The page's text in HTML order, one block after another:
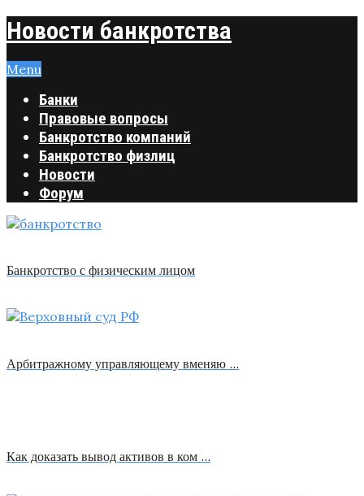
Новости банкротства
Menu
Банки
Правовые вопросы
Банкротство компаний
Банкротство физлиц
Новости
Форум
Банкротство с физическим лицом
Арбитражному управляющему вменяю …
Как доказать вывод активов в ком …